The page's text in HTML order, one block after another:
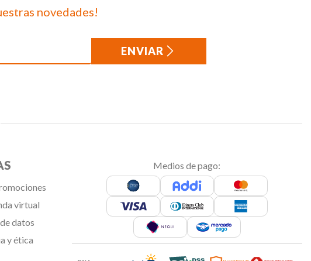
novedades!
ENVIAR
virtual
datos
y ética
Medios de pago: